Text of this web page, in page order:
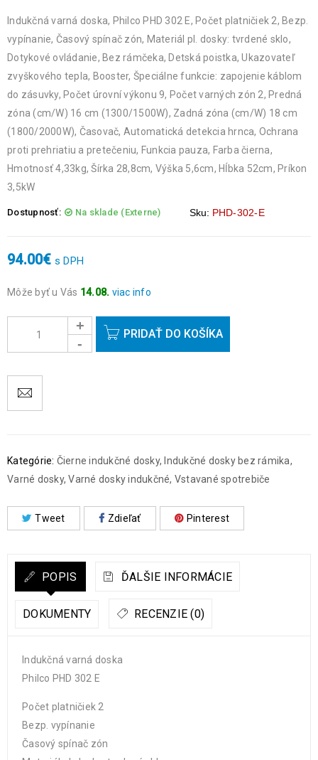
Indukčná varná doska, Philco PHD 302 E, Počet platničiek 2, Bezp.
vypínanie, Časový spínač zón, Materiál pl. dosky: tvrdené sklo,
Dotykové ovládanie, Bez rámčeka, Detská poistka, Ukazovateľ
zvyškového tepla, Booster, Špeciálne funkcie: zapojenie káblom
do zásuvky, Počet úrovní výkonu 9, Počet varných zón 2, Predná
zóna (cm/W) 16 cm (1300/1500W), Zadná zóna (cm/W) 18 cm
(1800/2000W), Časovač, Automatická detekcia hrnca, Ochrana
proti prehriatiu a pretečeniu, Funkcia pauza, Farba čierna,
Hmotnosť 4,33kg, Šírka 28,8cm, Výška 5,6cm, Hĺbka 52cm, Príkon
3,5kW
Dostupnosť: Na sklade (Externe) Sku: PHD-302-E
94.00€ s DPH
Môže byť u Vás 14.08. viac info
okrem víkendov a sviatkov.PRIDAŤ DO KOŠÍKA
Kategórie: Čierne indukčné dosky, Indukčné dosky bez rámika,
Varné dosky,Varné dosky indukčné, Vstavané spotrebiče
Tweet Zdieľať Pinterest
POPIS ĎALŠIE INFORMÁCIE
DOKUMENTY RECENZIE (0)
Indukčná varná doska
Philco PHD 302 E
Počet platničiek 2
Bezp. vypínanie
Časový spínač zón